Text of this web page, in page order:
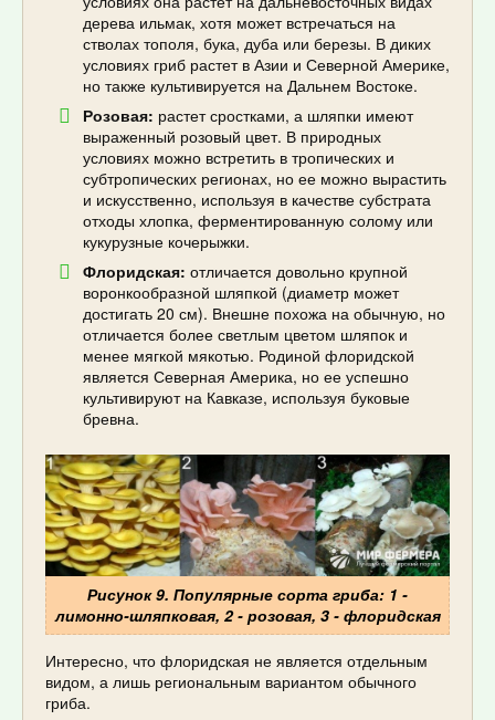
дерева ильмак, хотя может встречаться на
стволах тополя, бука, дуба или березы. В диких
условиях гриб растет в Азии и Северной Америке,
но также культивируется на Дальнем Востоке.
Розовая: растет сростками, а шляпки имеют
выраженный розовый цвет. В природных
условиях можно встретить в тропических и
субтропических регионах, но ее можно вырастить
и искусственно, используя в качестве субстрата
отходы хлопка, ферментированную солому или
кукурузные кочерыжки.
Флоридская: отличается довольно крупной
воронкообразной шляпкой (диаметр может
достигать 20 см). Внешне похожа на обычную, но
отличается более светлым цветом шляпок и
менее мягкой мякотью. Родиной флоридской
является Северная Америка, но ее успешно
культивируют на Кавказе, используя буковые
бревна.
Рисунок 9. Популярные сорта гриба: 1 -
лимонно-шляпковая, 2 - розовая, 3 - флоридская
Интересно, что флоридская не является отдельным
видом, а лишь региональным вариантом обычного
гриба.